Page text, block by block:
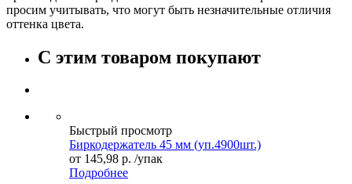
просим учитывать, что могут быть незначительные отличия
оттенка цвета.
С этим товаром покупают
Быстрый просмотр
Биркодержатель 45 мм (уп.4900шт.)
от 145,98 р. /упак
Подробнее